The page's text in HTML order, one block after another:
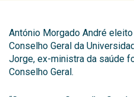
António Morgado André
Conselho Geral da
Jorge, ex-ministra da saúde
Conselho Geral.